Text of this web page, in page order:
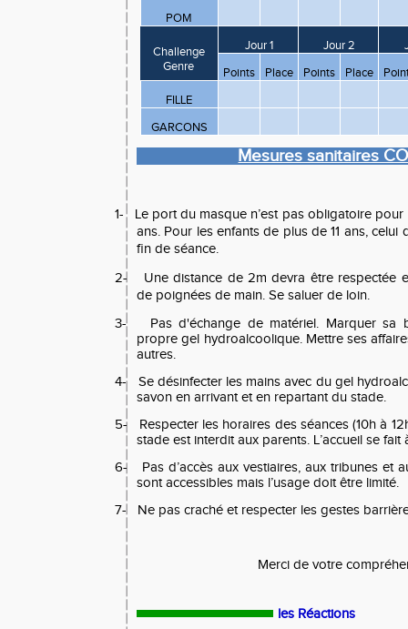
POM
Challenge
Genre
Jour 1 Jour 2
Points
Place Points Place
FILLE
GARCONS
Mesures sanitaires
1-
Le port du masque n’est pas obligatoire pour
ans. Pour les enfants de plus de 11 ans,
fin de séance.
2-
Une distance de 2m devra être respectée
de poignées de main. Se saluer de loin.
3-
Pas d'échange de matériel. Marquer sa
propre gel hydroalcoolique. Mettre ses
autres.
4-
Se désinfecter les mains avec du gel
savon en arrivant et en repartant du stade.
5-
Respecter les horaires des séances (10h à
stade est interdit aux parents. L’accueil se fait
6-
Pas d’accès aux vestiaires, aux tribunes et
sont accessibles mais l’usage doit être limité.
7-
Ne pas craché et respecter les gestes
Merci de votre
les Réactions